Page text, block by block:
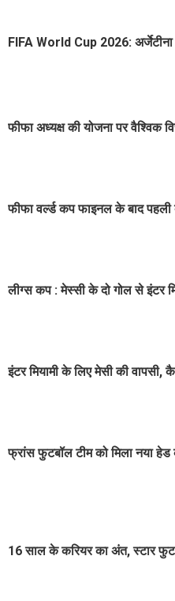
FIFA World Cup 2026:
फीफा अध्यक्ष की योजना पर वैश्विक
फीफा वर्ल्ड कप फाइनल के बाद
लीग्स कप : मेस्सी के दो गोल से इंटर
इंटर मियामी के लिए मेसी की वापसी,
फ्रांस फुटबॉल टीम को मिला नया
16 साल के करियर का अंत, स्टार